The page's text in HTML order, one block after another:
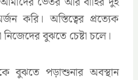
করি। অস্তিত্বের প্রত্যেক
বুঝতে চেষ্টা চলে।
বুঝতে পড়াশুনার অবস্থান